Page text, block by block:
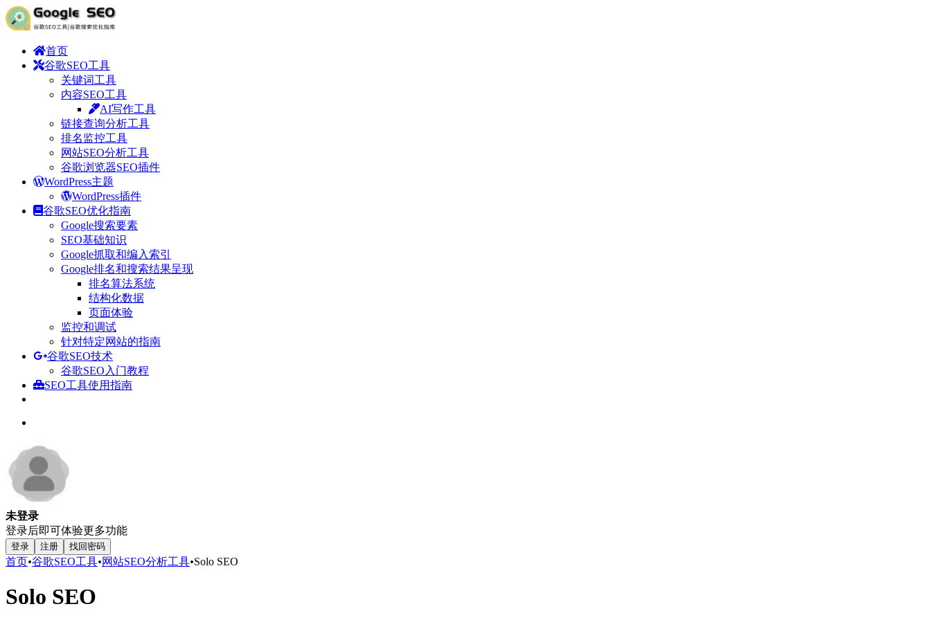
首页
谷歌SEO工具
关键词工具
内容SEO工具
AI写作工具
链接查询分析工具
排名监控工具
网站SEO分析工具
谷歌浏览器SEO插件
WordPress主题
WordPress插件
谷歌SEO优化指南
Google搜索要素
SEO基础知识
Google抓取和编入索引
Google排名和搜索结果呈现
排名算法系统
结构化数据
页面体验
监控和调试
针对特定网站的指南
谷歌SEO技术
谷歌SEO入门教程
SEO工具使用指南
未登录
登录后即可体验更多功能
登录 注册 找回密码
首页•谷歌SEO工具•网站SEO分析工具•Solo SEO
Solo SEO